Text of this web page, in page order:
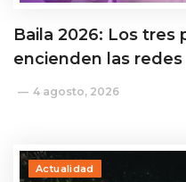
Baila 2026: Los tres
encienden las redes
4 agosto, 2026
Actualidad